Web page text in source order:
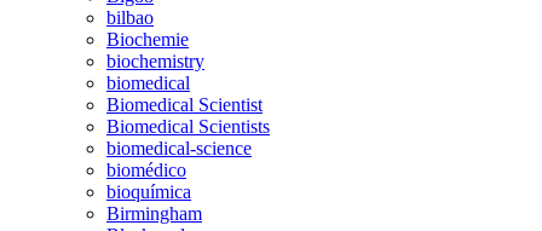
bilbao
Biochemie
biochemistry
biomedical
Biomedical Scientist
Biomedical Scientists
biomedical-science
biomédico
bioquímica
Birmingham